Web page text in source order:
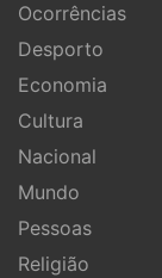
Ocorrências
Desporto
Economia
Cultura
Nacional
Mundo
Pessoas
Religião